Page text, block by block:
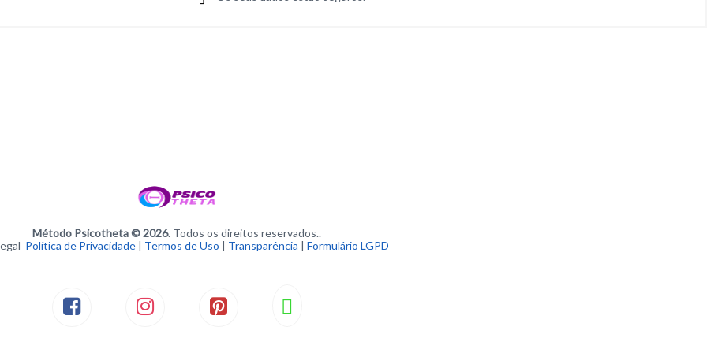
Método Psicotheta © 2026. Todos os direitos reservados..
Política de Privacidade| Termos de Uso | Transparência | Formulário LGPD